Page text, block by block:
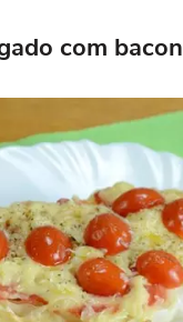
com bacon